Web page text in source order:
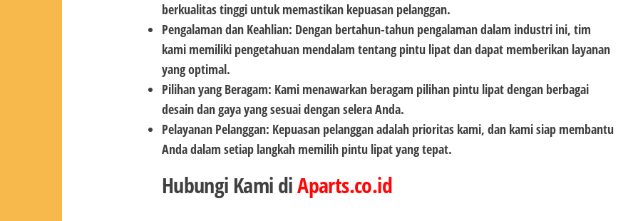
berkualitas tinggi untuk memastikan kepuasan pelanggan.
Pengalaman dan Keahlian: Dengan bertahun-tahun pengalaman dalam industri ini, tim
kami memiliki pengetahuan mendalam tentang pintu lipat dan dapat memberikan layanan
yang optimal.
Pilihan yang Beragam: Kami menawarkan beragam pilihan pintu lipat dengan berbagai
desain dan gaya yang sesuai dengan selera Anda.
Pelayanan Pelanggan: Kepuasan pelanggan adalah prioritas kami, dan kami siap membantu
Anda dalam setiap langkah memilih pintu lipat yang tepat.
Hubungi Kami diAparts.co.id